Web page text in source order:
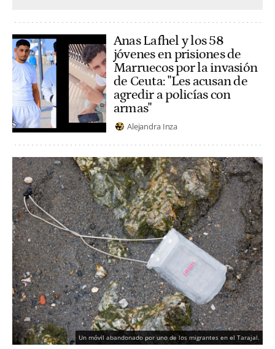
Anas Lafhel y los 58
jóvenes en prisiones de
Marruecos por la invasión
de Ceuta: "Les acusan de
agredir a policías con
armas"
Alejandra Inza
Un móvil abandonado por uno de los migrantes en el Tarajal.